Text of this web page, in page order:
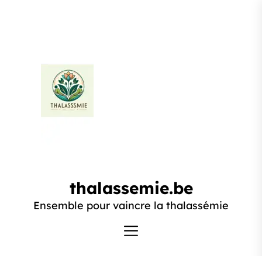
thalassemie.be
thalassemie.be
Ensemble pour vaincre la thalassémie